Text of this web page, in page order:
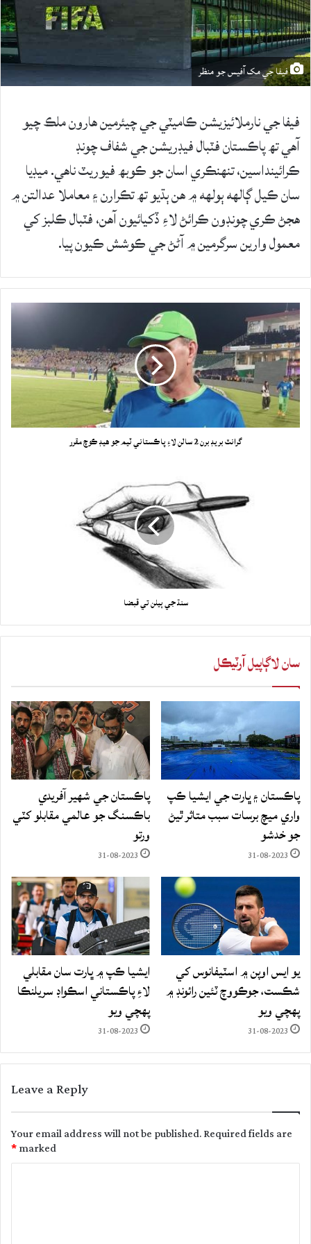
فيفا جي مک آفيس جو منظر
فيفا جي نارملائيزيشن ڪاميٽي جي چيئرمين هارون ملڪ چيو
آهي تھ پاڪستان فٽبال فيڊريشن جي شفاف چونڊ
ڪرائينداسين، تنهنڪري اسان جو ڪوبھ فيوريٽ ناهي. ميڊيا
سان ڪيل ڳالهه ٻولهه ۾ هن ٻڌيو تھ تڪرارن ۽ معاملا عدالتن ۾
هجڻ ڪري چونڊون ڪرائڻ لاءِ ڏکيائيون آهن، فٽبال ڪلبز کي
معمول وارين سرگرمين ۾ آڻڻ جي ڪوشش ڪيون پيا.
گرانٽ بريڊ برن 2 سالن لاءِ پاڪستاني ٽيم جو هيڊ ڪوچ مقرر
سنڌ جي ٻيلن تي قبضا
سان لاڳاپيل آرٽيڪل
پاڪستان ۽ ڀارت جي ايشيا ڪپ
واري ميچ برسات سبب متاثر ٿيڻ
جو خدشو
31-08-2023
پاڪستان جي شهير آفريدي
باڪسنگ جو عالمي مقابلو کٽي
ورتو
31-08-2023
يو ايس اوپن ۾ اسٽيفانوس کي
شڪست، جوڪووچ ٽئين رائونڊ ۾
پهچي ويو
31-08-2023
ايشيا ڪپ ۾ ڀارت سان مقابلي
لاءِ پاڪستاني اسڪواڊ سريلنڪا
پهچي ويو
31-08-2023
Leave a Reply
Your email address will not be published.Required fields are
marked
*